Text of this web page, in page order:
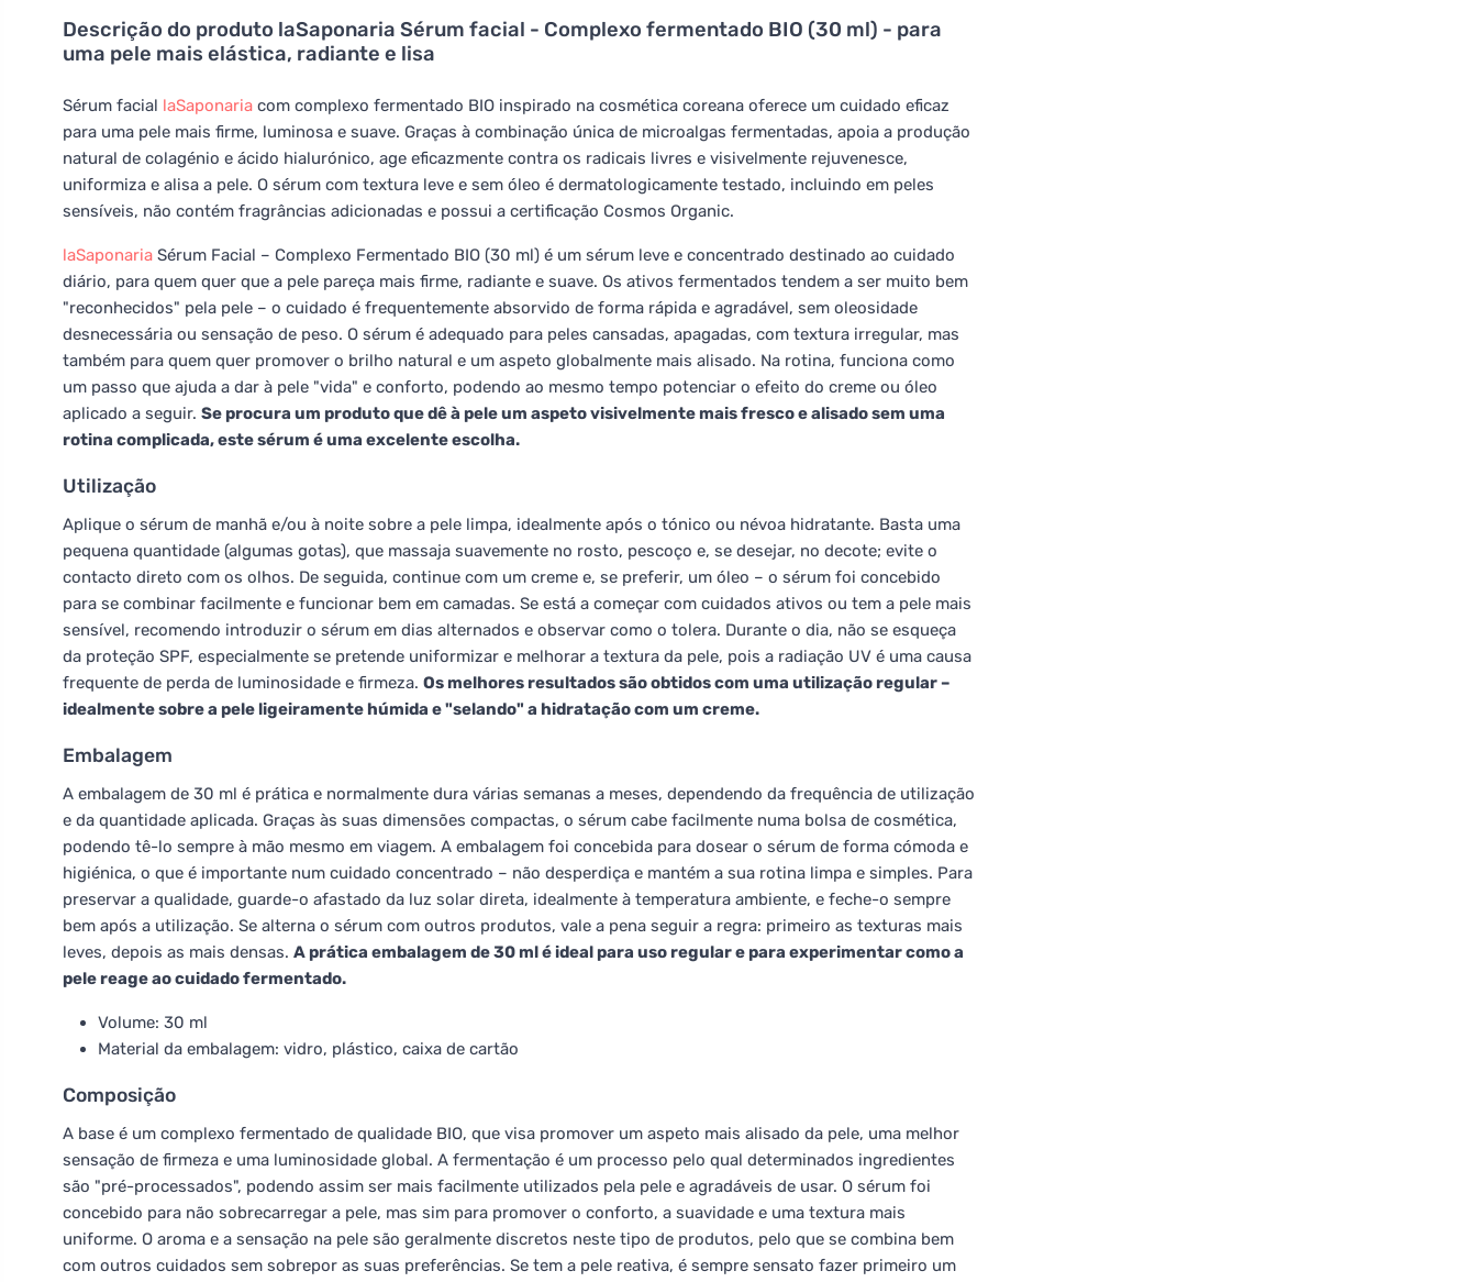
Descrição do produto laSaponaria Sérum facial - Complexo fermentado BIO (30 ml) - para
uma pele mais elástica, radiante e lisa
Sérum facial laSaponaria com complexo fermentado BIO inspirado na cosmética coreana oferece um cuidado eficaz
para uma pele mais firme, luminosa e suave. Graças à combinação única de microalgas fermentadas, apoia a produção
natural de colagénio e ácido hialurónico, age eficazmente contra os radicais livres e visivelmente rejuvenesce,
uniformiza e alisa a pele. O sérum com textura leve e sem óleo é dermatologicamente testado, incluindo em peles
sensíveis, não contém fragrâncias adicionadas e possui a certificação Cosmos Organic.
laSaponaria Sérum Facial – Complexo Fermentado BIO (30 ml) é um sérum leve e concentrado destinado ao cuidado
diário, para quem quer que a pele pareça mais firme, radiante e suave. Os ativos fermentados tendem a ser muito bem
"reconhecidos" pela pele – o cuidado é frequentemente absorvido de forma rápida e agradável, sem oleosidade
desnecessária ou sensação de peso. O sérum é adequado para peles cansadas, apagadas, com textura irregular, mas
também para quem quer promover o brilho natural e um aspeto globalmente mais alisado. Na rotina, funciona como
um passo que ajuda a dar à pele "vida" e conforto, podendo ao mesmo tempo potenciar o efeito do creme ou óleo
aplicado a seguir. Se procura um produto que dê à pele um aspeto visivelmente mais fresco e alisado sem uma
rotina complicada, este sérum é uma excelente escolha.
Utilização
Aplique o sérum de manhã e/ou à noite sobre a pele limpa, idealmente após o tónico ou névoa hidratante. Basta uma
pequena quantidade (algumas gotas), que massaja suavemente no rosto, pescoço e, se desejar, no decote; evite o
contacto direto com os olhos. De seguida, continue com um creme e, se preferir, um óleo – o sérum foi concebido
para se combinar facilmente e funcionar bem em camadas. Se está a começar com cuidados ativos ou tem a pele mais
sensível, recomendo introduzir o sérum em dias alternados e observar como o tolera. Durante o dia, não se esqueça
da proteção SPF, especialmente se pretende uniformizar e melhorar a textura da pele, pois a radiação UV é uma causa
frequente de perda de luminosidade e firmeza. Os melhores resultados são obtidos com uma utilização regular –
idealmente sobre a pele ligeiramente húmida e "selando" a hidratação com um creme.
Embalagem
A embalagem de 30 ml é prática e normalmente dura várias semanas a meses, dependendo da frequência de utilização
e da quantidade aplicada. Graças às suas dimensões compactas, o sérum cabe facilmente numa bolsa de cosmética,
podendo tê-lo sempre à mão mesmo em viagem. A embalagem foi concebida para dosear o sérum de forma cómoda e
higiénica, o que é importante num cuidado concentrado – não desperdiça e mantém a sua rotina limpa e simples. Para
preservar a qualidade, guarde-o afastado da luz solar direta, idealmente à temperatura ambiente, e feche-o sempre
bem após a utilização. Se alterna o sérum com outros produtos, vale a pena seguir a regra: primeiro as texturas mais
leves, depois as mais densas. A prática embalagem de 30 ml é ideal para uso regular e para experimentar como a
pele reage ao cuidado fermentado.
Volume: 30 ml
Material da embalagem: vidro, plástico, caixa de cartão
Composição
A base é um complexo fermentado de qualidade BIO, que visa promover um aspeto mais alisado da pele, uma melhor
sensação de firmeza e uma luminosidade global. A fermentação é um processo pelo qual determinados ingredientes
são "pré-processados", podendo assim ser mais facilmente utilizados pela pele e agradáveis de usar. O sérum foi
concebido para não sobrecarregar a pele, mas sim para promover o conforto, a suavidade e uma textura mais
uniforme. O aroma e a sensação na pele são geralmente discretos neste tipo de produtos, pelo que se combina bem
com outros cuidados sem sobrepor as suas preferências. Se tem a pele reativa, é sempre sensato fazer primeiro um